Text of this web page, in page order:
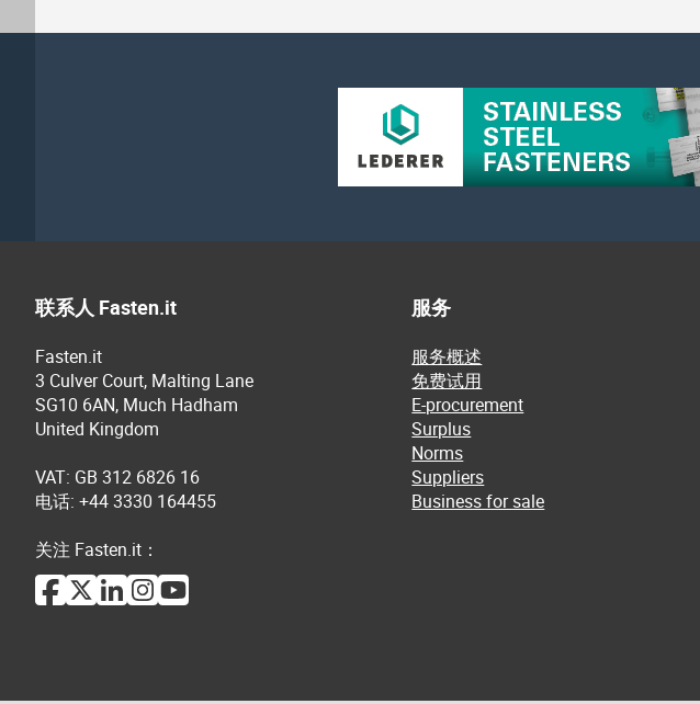
联系人 Fasten.it
Fasten.it
3 Culver Court, Malting Lane
SG10 6AN, Much Hadham
United Kingdom
VAT: GB 312 6826 16
电话: +44 3330 164455
关注 Fasten.it：
服务
服务概述
免费试用
E-procurement
Surplus
Norms
Suppliers
Business for sale